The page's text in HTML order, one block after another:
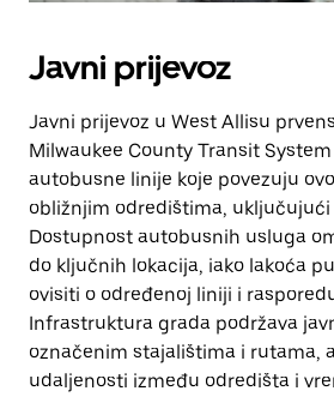
Javni prijevoz
Javni prijevoz u West Allisu
Milwaukee County Transit
autobusne linije koje povezuju
obližnjim odredištima, uključujući
Dostupnost autobusnih usluga
do ključnih lokacija, iako lakoća
ovisiti o određenoj liniji i
Infrastruktura grada podržava
označenim stajalištima i rutama,
udaljenosti između odredišta i